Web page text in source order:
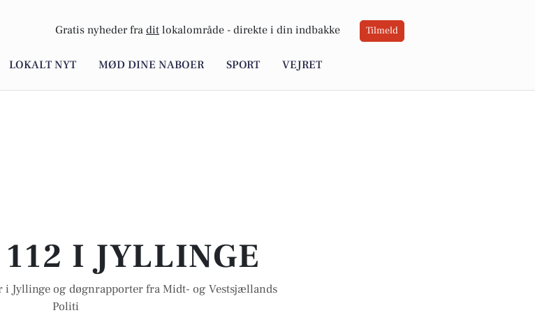
Gratis nyheder fra dit lokalområde - direkte i din indbakke Tilmeld
LOKALT NYT MØD DINE NABOER SPORT VEJRET
I JYLLINGE
i Jyllinge og døgnrapporter fra Midt- og Vestsjællands
Politi